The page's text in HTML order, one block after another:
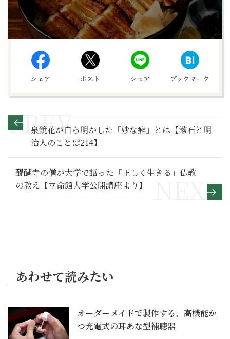
シェア ポスト シェア ブックマーク
泉鏡花が自ら明かした「妙な癖」とは【漱石と明
治人のことば214】
醍醐寺の僧が大学で語った「正しく生きる」仏教
の教え【立命館大学公開講座より】
あわせて読みたい
オーダーメイドで製作する、高機能か
つ充電式の耳あな型補聴器